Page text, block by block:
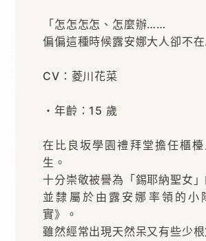
「怎怎怎怎、怎麼辦……
偏偏這種時候露安娜大人卻不
CV：菱川花菜
・年齡：15 歲
在比良坂學園禮拜堂擔任櫃
生。
十分崇敬被譽為「錫耶納聖女」
並隸屬於由露安娜率領的小
實》。
雖然經常出現天然呆又有些少根